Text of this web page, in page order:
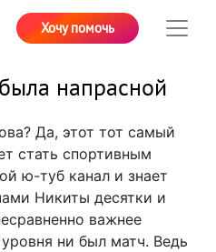
Хочу помочь
напрасной
Да, этот тот самый
стать спортивным
ю-туб канал и знает
Никиты десятки и
важнее
ни был матч. Ведь